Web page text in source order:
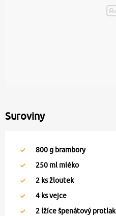
Suroviny
800g brambory
250 ml mléko
2 ks žloutek
4 ks vejce
2 lžíce špenátový protlak